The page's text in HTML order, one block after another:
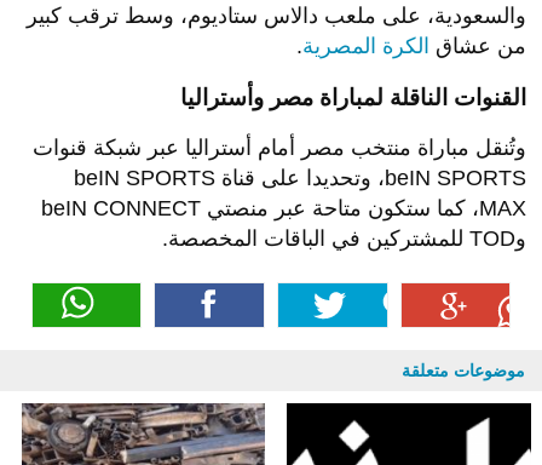
والسعودية، على ملعب دالاس ستاديوم، وسط ترقب كبير
من عشاق الكرة المصرية.
القنوات الناقلة لمباراة مصر وأستراليا
وتُنقل مباراة منتخب مصر أمام أستراليا عبر شبكة قنوات
beIN SPORTS، وتحديدا على قناة beIN SPORTS
MAX، كما ستكون متاحة عبر منصتي beIN CONNECT
وTOD للمشتركين في الباقات المخصصة.
موضوعات متعلقة